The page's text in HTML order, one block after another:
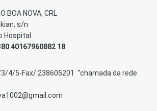
BOA NOVA, CRL
s/n
Hospital
40167960882 18
4/5-Fax/ 238605201 “chamada da rede